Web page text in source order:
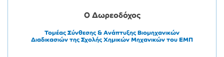
Ο Δωρεοδόχος
Τομέας Σύνθεσης & Ανάπτυξης Βιομηχανικών
Διαδικασιών της Σχολής Χημικών Μηχανικών του ΕΜΠ